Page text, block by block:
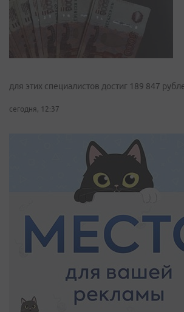
для этих специалистов достиг 189 847
сегодня, 12:37